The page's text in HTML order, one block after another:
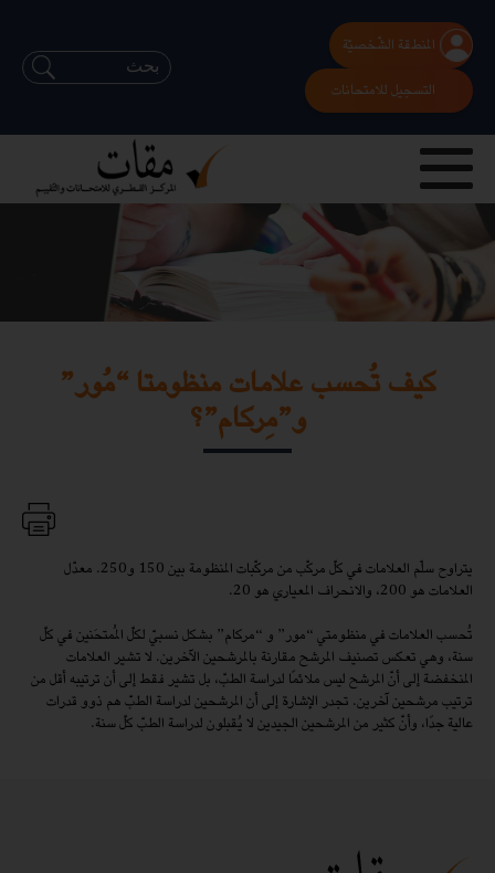
المنطقة الشّخصيّة
التسجيل للامتحانات
كيف تُحسب علامات منظومتا “مُور”
و”مِركام”؟
يتراوح سلّم العلامات في كلّ مركّب من مركّبات المنظومة بين 150 و250. معدّل
العلامات هو 200، والانحراف المعياري هو 20.
تُحسب العلامات في منظومتي “مور” و “مركام” بشكل نسبيّ لكلّ المُمتحَنين في كلّ
سنة، وهي تعكس تصنيف المرشح مقارنة بالمرشحين الآخرين. لا تشير العلامات
المنخفضة إلى أنّ المرشح ليس ملائمًا لدراسة الطبّ، بل تشير فقط إلى أن ترتيبه أقل من
ترتيب مرشحين آخرين. تجدر الإشارة إلى أن المرشحين لدراسة الطبّ هم ذوو قدرات
عالية جدًا، وأنّ كثير من المرشحين الجيدين لا يُقبلون لدراسة الطبّ كلّ سنة.